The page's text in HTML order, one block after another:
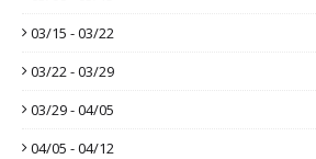
03/15 - 03/22
03/22 - 03/29
03/29 - 04/05
04/05 - 04/12